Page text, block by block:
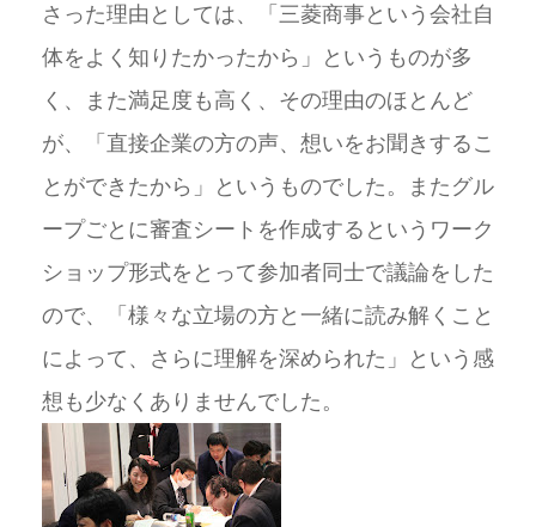
さった理由としては、「三菱商事という会社自
体をよく知りたかったから」というものが多
く、また満足度も高く、その理由のほとんど
が、「直接企業の方の声、想いをお聞きするこ
とができたから」というものでした。またグル
ープごとに審査シートを作成するというワーク
ショップ形式をとって参加者同士で議論をした
ので、「様々な立場の方と一緒に読み解くこと
によって、さらに理解を深められた」という感
想も少なくありませんでした。